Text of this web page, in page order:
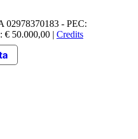
02978370183 - PEC:
€ 50.000,00 | Credits